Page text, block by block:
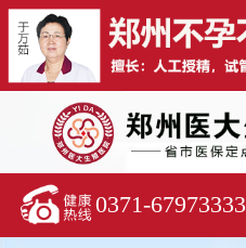
0371-67973333